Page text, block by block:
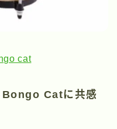
cat
Bongo Catに共感